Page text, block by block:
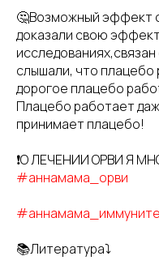
🤔Возможный эффект
доказали свою
слышали, что плацебо
дорогое плацебо
Плацебо работает
принимает плацебо!
❗️О ЛЕЧЕНИИ ОРВИ Я
#аннамама_орви
📚Литература⤵️